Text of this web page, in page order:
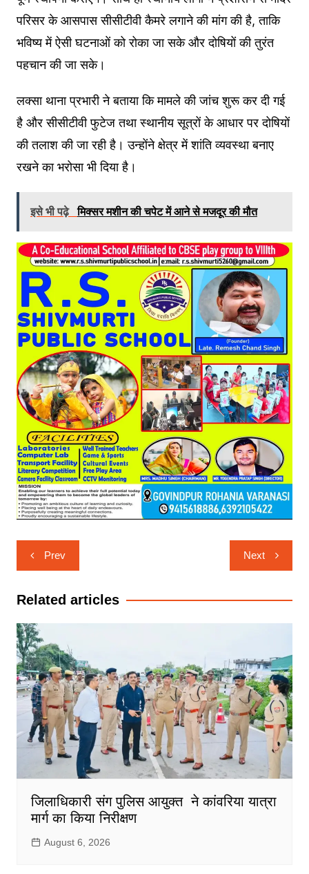
परिसर के आसपास सीसीटीवी कैमरे लगाने की मांग की है, ताकि
भविष्य में ऐसी घटनाओं को रोका जा सके और दोषियों की तुरंत
पहचान की जा सके।
लक्सा थाना प्रभारी ने बताया कि मामले की जांच शुरू कर दी गई
है और सीसीटीवी फुटेज तथा स्थानीय सूत्रों के आधार पर दोषियों
की तलाश की जा रही है। उन्होंने क्षेत्र में शांति व्यवस्था बनाए
रखने का भरोसा भी दिया है।
इसे भी पढ़े मिक्सर मशीन की चपेट में आने से मजदूर की मौत
Post
navigation
Prev Next
Related articles
जिलाधिकारी संग पुलिस आयुक्त ने कांवरिया यात्रा
मार्ग का किया निरीक्षण
August 6, 2026